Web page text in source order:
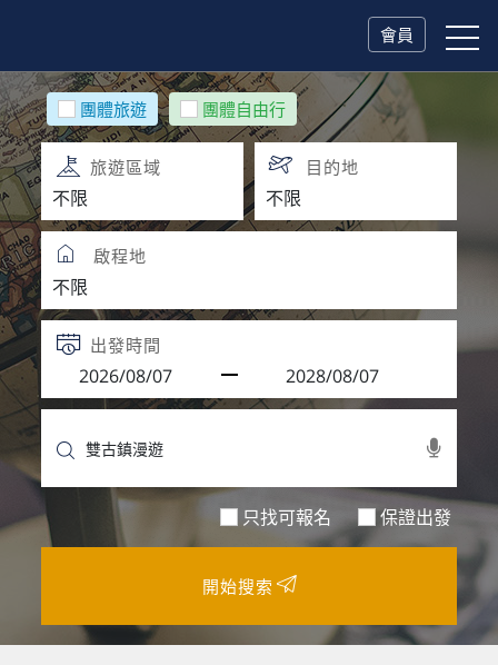
會員
團體旅遊 團體自由行
旅遊區域 目的地
啟程地
出發時間
只找可報名 保證出發
開始搜索